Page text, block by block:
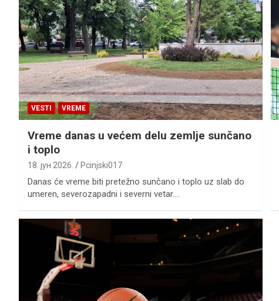
VESTI VREME
Vreme danas u većem delu zemlje sunčano
i toplo
18. јун 2026. Pcinjski017
Danas će vreme biti pretežno sunčano i toplo uz slab do
umeren, severozapadni i severni vetar.…